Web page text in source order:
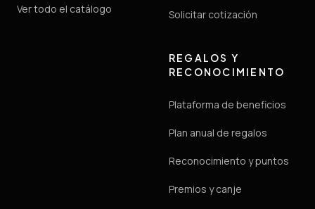
Ver todo el catálogo Solicitar cotización
REGALOS Y
RECONOCIMIENTO
Plataforma de beneficios
Plan anual de regalos
Reconocimiento y puntos
Premios y canje